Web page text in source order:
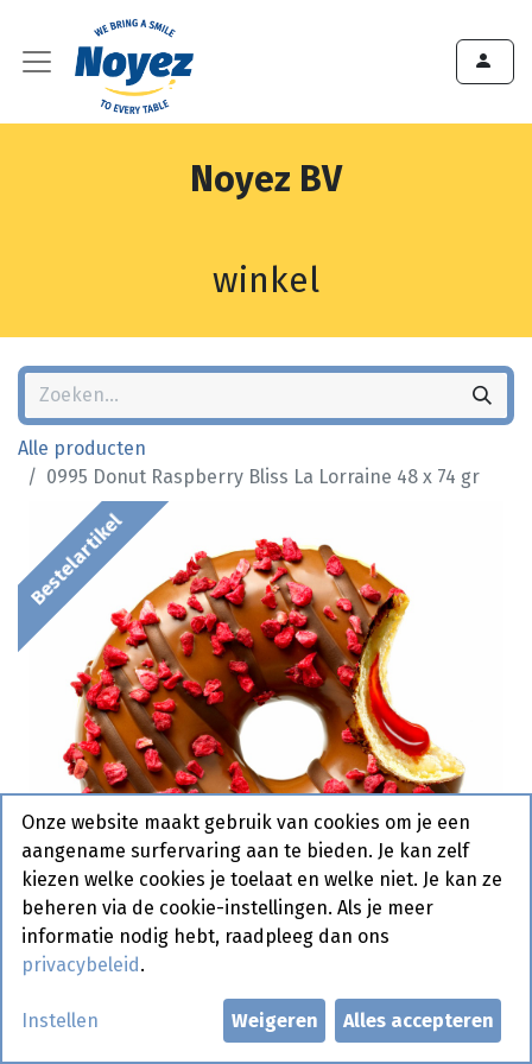
Noyez BV
winkel
Alle producten
0995 Donut Raspberry Bliss La Lorraine 48 x 74 gr
Bestelartikel
0995 Donut Raspberry Bliss La
Onze website maakt gebruik van cookies om je een
aangename surfervaring aan te bieden. Je kan zelf
kiezen welke cookies je toelaat en welke niet. Je kan ze
beheren via de cookie-instellingen. Als je meer
informatie nodig hebt, raadpleeg dan ons
privacybeleid .
Instellen Weigeren Alles accepteren